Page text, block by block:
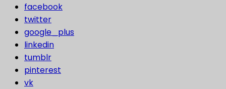
facebook
twitter
google_plus
linkedin
tumblr
pinterest
vk